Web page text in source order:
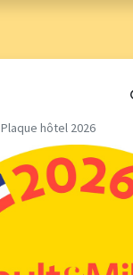
Plaque hôtel 2026